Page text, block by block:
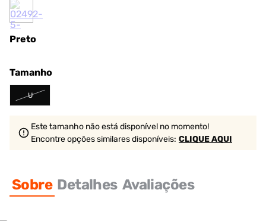
Preto
Tamanho
U
Este tamanho não está disponível no momento!
Encontre opções similaresdisponíveis: CLIQUE AQUI
Sobre Detalhes Avaliações